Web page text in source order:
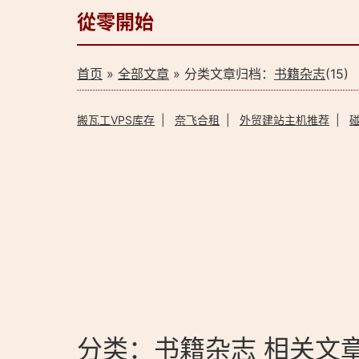
從零開始
首页 » 全部文章 » 分类文章归档： 书籍杂志(15)
搬瓦工VPS库存 奈飞合租 外贸建站主机推荐
分类：书籍杂志 相关文